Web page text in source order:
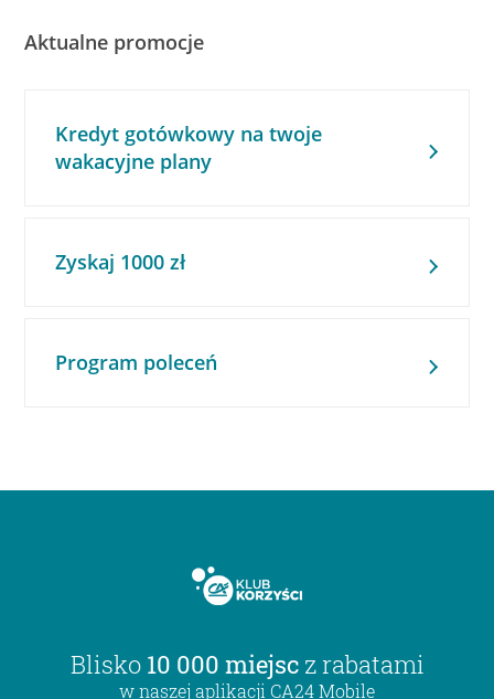
Aktualne promocje
Kredyt gotówkowy na twoje
wakacyjne plany
Zyskaj 1000 zł
Program poleceń
Blisko 10 000 miejsc z rabatami
w naszej aplikacji CA24 Mobile